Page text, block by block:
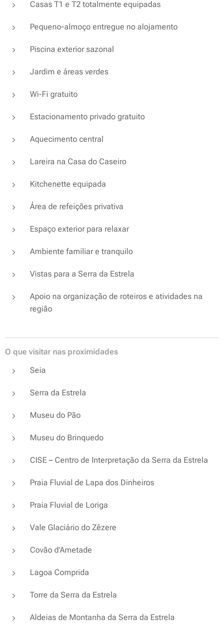
Casas T1 e T2 totalmente equipadas
Pequeno-almoço entregue no alojamento
Piscina exterior sazonal
Jardim e áreas verdes
Wi-Fi gratuito
Estacionamento privado gratuito
Aquecimento central
Lareira na Casa do Caseiro
Kitchenette equipada
Área de refeições privativa
Espaço exterior para relaxar
Ambiente familiar e tranquilo
Vistas para a Serra da Estrela
Apoio na organização de roteiros e atividades na
região
O que visitar nas proximidades
Seia
Serra da Estrela
Museu do Pão
Museu do Brinquedo
CISE – Centro de Interpretação da Serra da Estrela
Praia Fluvial de Lapa dos Dinheiros
Praia Fluvial de Loriga
Vale Glaciário do Zêzere
Covão d'Ametade
Lagoa Comprida
Torre da Serra da Estrela
Aldeias de Montanha da Serra da Estrela